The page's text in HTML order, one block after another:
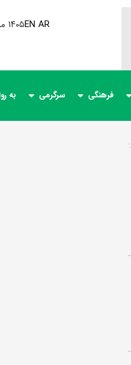
۱۴۰۵ مرداد ۱۵, پنجشنبهEN AR
فرهنگی سرگرمی به